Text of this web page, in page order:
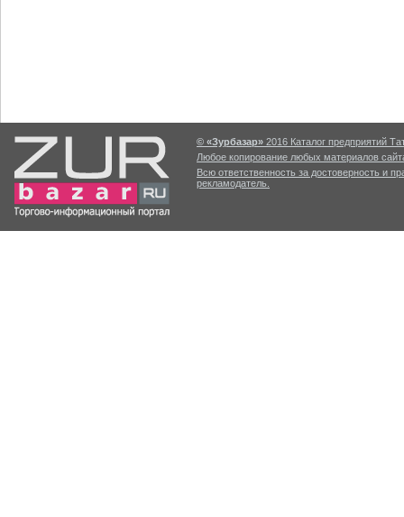
© «Зурбазар» 2016 Каталог предприятий
Любое копирование любых материалов
Всю ответственность за достоверность и
рекламодатель.